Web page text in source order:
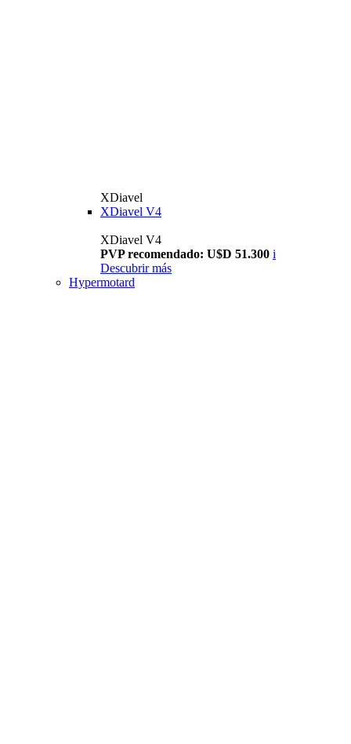
XDiavel
XDiavel V4
XDiavel V4
PVP recomendado: U$D 51.300 i
Descubrir más
Hypermotard